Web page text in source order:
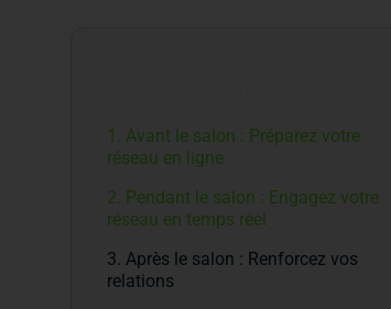
maximiser vos retours grâce au
networking en ligne
1. Avant le salon : Préparez votre
réseau en ligne
2. Pendant le salon : Engagez votre
réseau en temps réel
3. Après le salon : Renforcez vos
relations